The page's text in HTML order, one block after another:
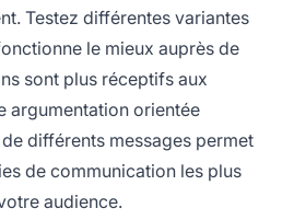
Testez différentes variantes
le mieux auprès de
sont plus réceptifs aux
argumentation orientée
différents messages permet
de communication les plus
audience.